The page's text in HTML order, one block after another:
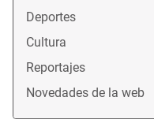
Deportes
Cultura
Reportajes
Novedades de la web